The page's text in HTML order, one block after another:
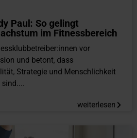
Paul: So gelingt
im Fitnessbereich
vor
und betont, dass
Strategie und Menschlichkeit
weiterlesen